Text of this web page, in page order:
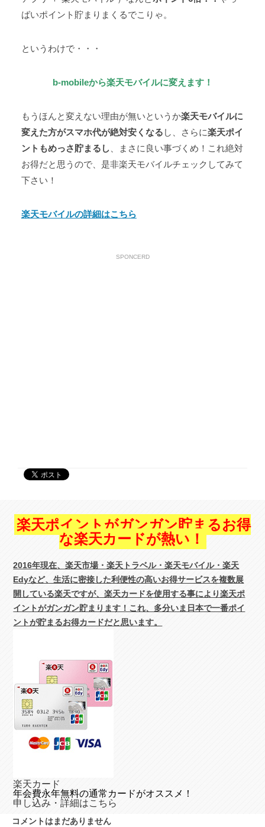
ばいポイント貯まりまくるでこりゃ。
というわけで・・・
b-mobileから楽天モバイルに変えます！
もうほんと変えない理由が無いというか楽天モバイルに
変えた方がスマホ代が絶対安くなる し、さらに楽天ポイ
ントもめっさ貯まるし 、まさに良い事づくめ！これ絶対
お得だと思うので、是非楽天モバイルチェックしてみて
下さい！
楽天モバイルの詳細はこちら
SPONCERD
楽天ポイントがガンガン貯まるお得
な楽天カードが熱い！
2016年現在、楽天市場・楽天トラベル・楽天モバイル・楽天
Edyなど、生活に密接した利便性の高いお得サービスを複数展
開している楽天ですが、楽天カードを使用する事により楽天ポ
イントがガンガン貯まります！これ、多分いま日本で一番ポイ
ントが貯まるお得カードだと思います。
楽天カード
年会費永年無料の通常カードがオススメ！
申し込み・詳細はこちら
コメントはまだありません